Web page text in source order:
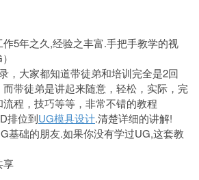
5年之久,经验之丰富.手把手教学的视
，大家都知道带徒弟和培训完全是2回
带徒弟是讲起来随意，轻松，实际，完
程，技巧等等，非常不错的教程
排位到UG模具设计.清楚详细的讲解!
基础的朋友.如果你没有学过UG,这套教
享